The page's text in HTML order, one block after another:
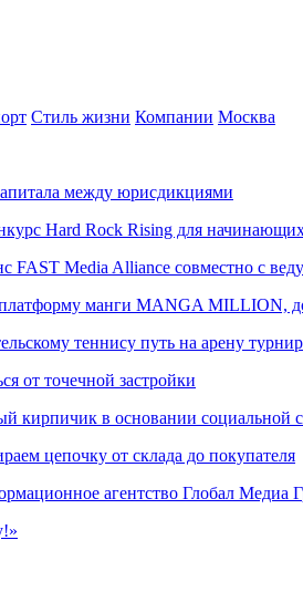
Стиль жизни Компании Москва
между юрисдикциями
Hard Rock Rising для
FAST Media Alliance совместно с
платформу манги MANGA MILLION,
теннису путь на арену
от точечной застройки
в основании социальной
цепочку от склада до покупателя
агентство Глобал Медиа